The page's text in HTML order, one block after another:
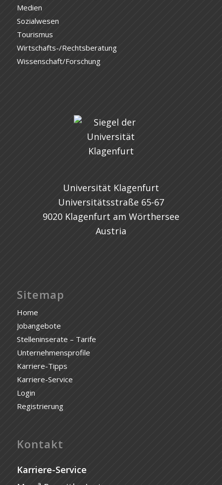
Medien
Sozialwesen
Tourismus
Wirtschafts-/Rechtsberatung
Wissenschaft/Forschung
Universität Klagenfurt
Universitätsstraße 65-67
9020 Klagenfurt am Wörthersee
Austria
Sitemap
Home
Jobangebote
Stelleninserate – Tarife
Unternehmensprofile
Karriere-Tipps
Karriere-Service
Login
Registrierung
Kontakt
Karriere-Service